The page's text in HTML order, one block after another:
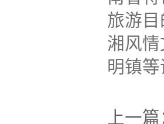
旅游
湘风
明镇
上一